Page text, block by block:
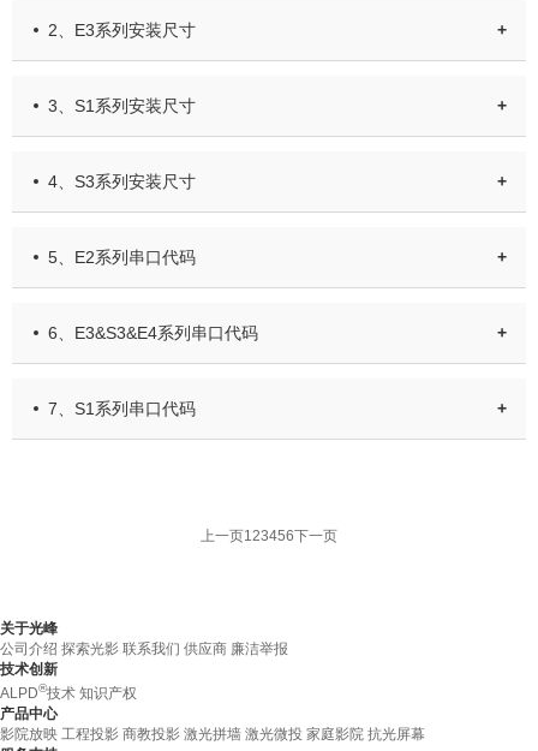
2、E3系列安装尺寸 +
3、S1系列安装尺寸 +
4、S3系列安装尺寸 +
5、E2系列串口代码 +
6、E3&S3&E4系列串口代码 +
7、S1系列串口代码 +
上一页123456下一页
关于光峰
公司介绍 探索光影 联系我们 供应商 廉洁举报
技术创新
ALPD®技术 知识产权
产品中心
影院放映 工程投影 商教投影 激光拼墙 激光微投 家庭影院 抗光屏幕